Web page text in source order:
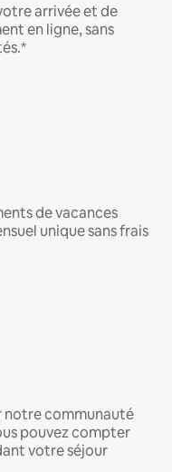
arrivée et de
en ligne, sans
de vacances
unique sans frais
notre communauté
pouvez compter
votre séjour